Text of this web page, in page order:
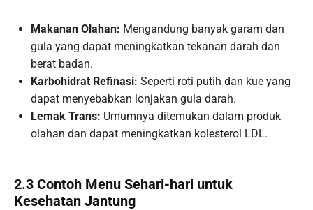
Makanan Olahan: Mengandung banyak garam dan
gula yang dapat meningkatkan tekanan darah dan
berat badan.
Karbohidrat Refinasi: Seperti roti putih dan kue yang
dapat menyebabkan lonjakan gula darah.
Lemak Trans: Umumnya ditemukan dalam produk
olahan dan dapat meningkatkan kolesterol LDL.
2.3 Contoh Menu Sehari-hari untuk
Kesehatan Jantung